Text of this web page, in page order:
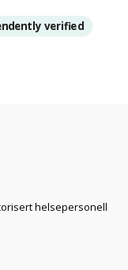
verified
helsepersonell